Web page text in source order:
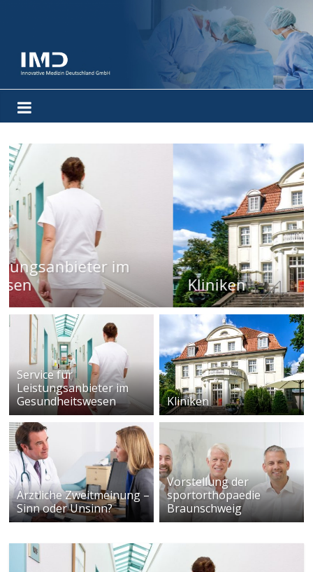
Kliniken
Service für
Leistungsanbieter im
Gesundheitswesen
Kliniken
Ärztliche Zweitmeinung –
Sinn oder Unsinn?
Vorstellung der
sportorthopaedie
Braunschweig